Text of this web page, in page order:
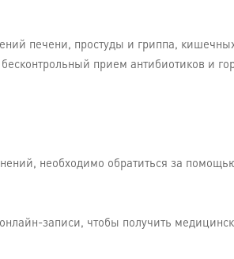
печени, простуды и гриппа,
прием антибиотиков и
необходимо обратиться за
записи, чтобы получить